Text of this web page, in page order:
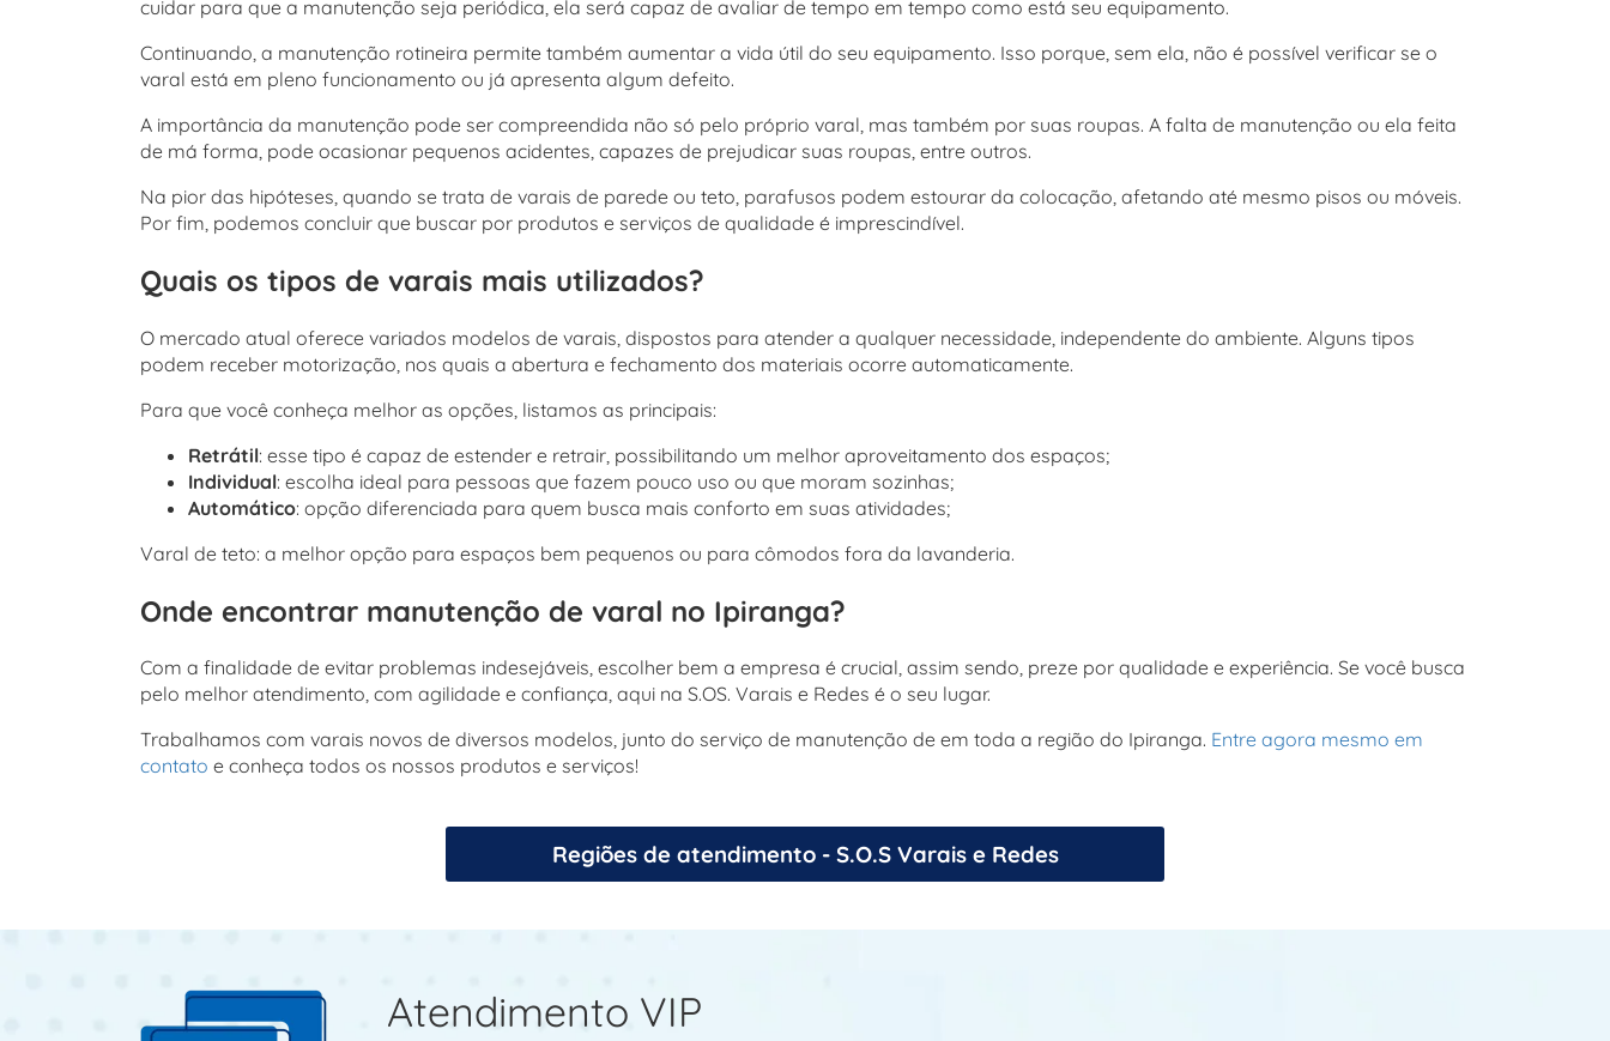
cuidar para que a manutenção seja periódica, ela será capaz de avaliar de tempo em tempo como está seu equipamento.
Continuando, a manutenção rotineira permite também aumentar a vida útil do seu equipamento. Isso porque, sem ela, não é possível verificar se o
varal está em pleno funcionamento ou já apresenta algum defeito.
A importância da manutenção pode ser compreendida não só pelo próprio varal, mas também por suas roupas. A falta de manutenção ou ela feita
de má forma, pode ocasionar pequenos acidentes, capazes de prejudicar suas roupas, entre outros.
Na pior das hipóteses, quando se trata de varais de parede ou teto, parafusos podem estourar da colocação, afetando até mesmo pisos ou móveis.
Por fim, podemos concluir que buscar por produtos e serviços de qualidade é imprescindível.
Quais os tipos de varais mais utilizados?
O mercado atual oferece variados modelos de varais, dispostos para atender a qualquer necessidade, independente do ambiente. Alguns tipos
podem receber motorização, nos quais a abertura e fechamento dos materiais ocorre automaticamente.
Para que você conheça melhor as opções, listamos as principais:
Retrátil: esse tipo é capaz de estender e retrair, possibilitando um melhor aproveitamento dos espaços;
Individual: escolha ideal para pessoas que fazem pouco uso ou que moram sozinhas;
Automático: opção diferenciada para quem busca mais conforto em suas atividades;
Varal de teto: a melhor opção para espaços bem pequenos ou para cômodos fora da lavanderia.
Onde encontrar manutenção de varal no Ipiranga?
Com a finalidade de evitar problemas indesejáveis, escolher bem a empresa é crucial, assim sendo, preze por qualidade e experiência. Se você busca
pelo melhor atendimento, com agilidade e confiança, aqui na S.OS. Varais e Redes é o seu lugar.
Trabalhamos com varais novos de diversos modelos, junto do serviço de manutenção de em toda a região do Ipiranga. Entre agora mesmo em
contato e conheça todos os nossos produtos e serviços!
Regiões de atendimento - S.O.S Varais e Redes
Atendimento VIP